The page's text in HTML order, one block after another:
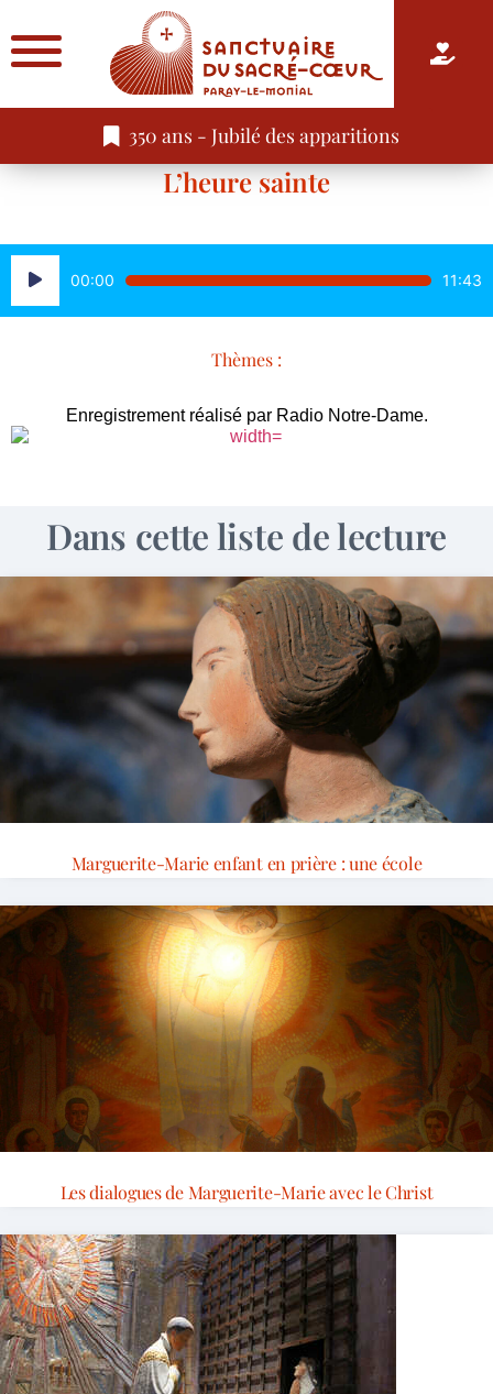
350 ans - Jubilé des apparitions
L’heure sainte
audio
00:00 11:43
Thèmes :
Enregistrement réalisé par Radio Notre-Dame.
Dans cette liste de lecture
Marguerite-Marie enfant en prière : une école
Les dialogues de Marguerite-Marie avec le Christ